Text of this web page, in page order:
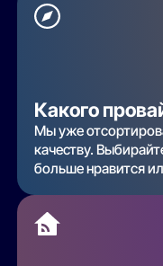
Какого
Мы уже
качеству.
больше нравится